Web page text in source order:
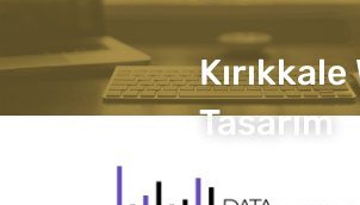
Kırıkkale
Tasarım